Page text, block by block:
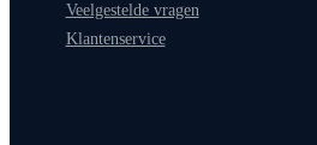
Veelgestelde vragen
Klantenservice